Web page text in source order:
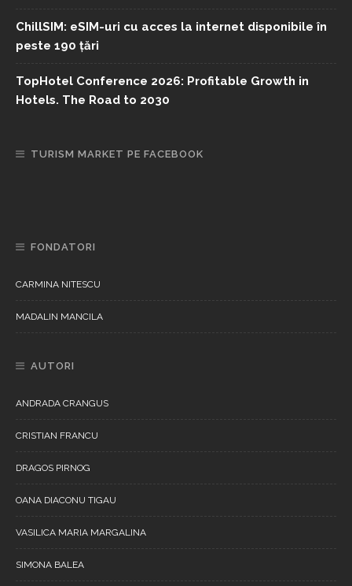
ChillSIM: eSIM-uri cu acces la internet disponibile în
peste 190 țări
TopHotel Conference 2026: Profitable Growth in
Hotels. The Road to 2030
TURISM MARKET PE FACEBOOK
FONDATORI
CARMINA NITESCU
MADALIN MANCILA
AUTORI
ANDRADA CRANGUS
CRISTIAN FRANCU
DRAGOS PIRNOG
OANA DIACONU TIGAU
VASILICA MARIA MARGALINA
SIMONA BALEA